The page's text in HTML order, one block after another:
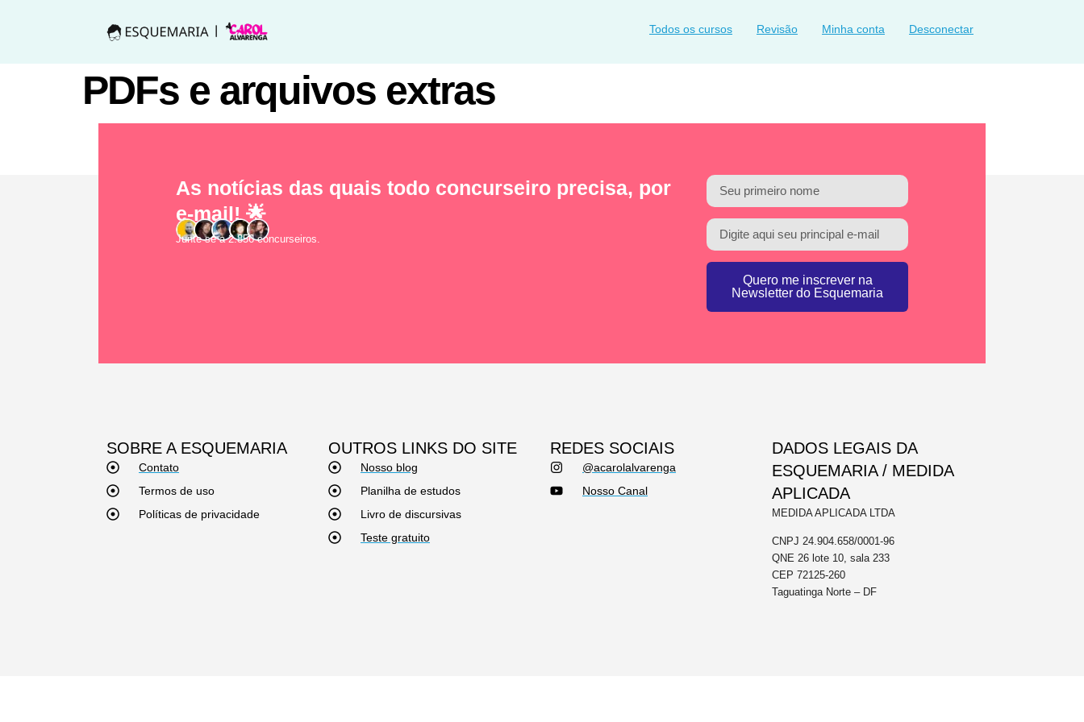
Todos os cursos Revisão Minha conta Desconectar
PDFs e arquivos extras
As notícias das quais todo concurseiro precisa, por
e-mail! 🌟
Junte-se a 2.856 concurseiros.
Quero me inscrever na
Newsletter do Esquemaria
SOBRE A ESQUEMARIA
Contato
Termos de uso
Políticas de privacidade
OUTROS LINKS DO SITE
Nosso blog
Planilha de estudos
Livro de discursivas
Teste gratuito
REDES SOCIAIS
@acarolalvarenga
Nosso Canal
DADOS LEGAIS DA
ESQUEMARIA / MEDIDA
APLICADA
MEDIDA APLICADA LTDA
CNPJ 24.904.658/0001-96
QNE 26 lote 10, sala 233
CEP 72125-260
Taguatinga Norte – DF